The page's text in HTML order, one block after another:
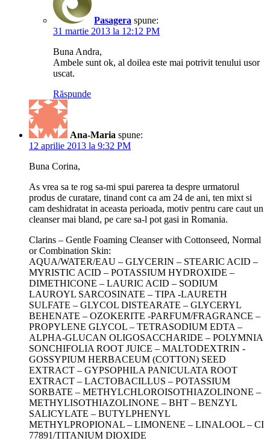
Pasagera spune:
31 martie 2013 la 12:12 PM
Buna Andra,
Ambele sunt ok, al doilea este mai potrivit tenului usor
uscat.
Răspunde
Ana-Maria spune:
12 aprilie 2013 la 9:32 PM
Buna Corina,
As vrea sa te rog sa-mi spui parerea ta despre urmatorul
produs de curatare, tinand cont ca am 24 de ani, ten mixt si
cam deshidratat in aceasta perioada, motiv pentru care caut un
cleanser mai bland, pe care sa-l pot gasi in Romania.
Clarins – Gentle Foaming Cleanser with Cottonseed, Normal
or Combination Skin:
AQUA/WATER/EAU – GLYCERIN – STEARIC ACID –
MYRISTIC ACID – POTASSIUM HYDROXIDE –
DIMETHICONE – LAURIC ACID – SODIUM
LAUROYL SARCOSINATE – TIPA -LAURETH
SULFATE – GLYCOL DISTEARATE – GLYCERYL
BEHENATE – OZOKERITE -PARFUM/FRAGRANCE –
PROPYLENE GLYCOL – TETRASODIUM EDTA –
ALPHA-GLUCAN OLIGOSACCHARIDE – POLYMNIA
SONCHIFOLIA ROOT JUICE – MALTODEXTRIN -
GOSSYPIUM HERBACEUM (COTTON) SEED
EXTRACT – GYPSOPHILA PANICULATA ROOT
EXTRACT – LACTOBACILLUS – POTASSIUM
SORBATE – METHYLCHLOROISOTHIAZOLINONE –
METHYLISOTHIAZOLINONE – BHT – BENZYL
SALICYLATE – BUTYLPHENYL
METHYLPROPIONAL – LIMONENE – LINALOOL – CI
77891/TITANIUM DIOXIDE